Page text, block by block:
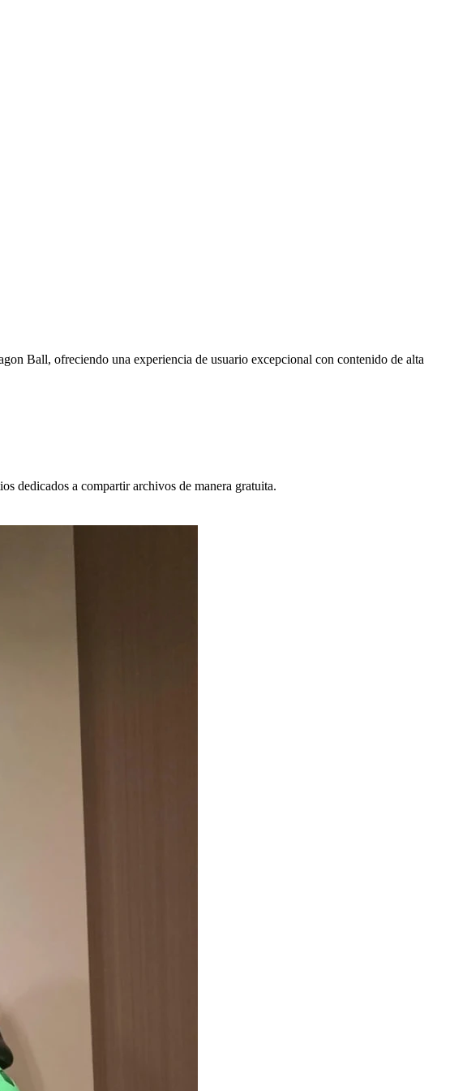
Ball, ofreciendo una experiencia de usuario excepcional con contenido de alta
dedicados a compartir archivos de manera gratuita.